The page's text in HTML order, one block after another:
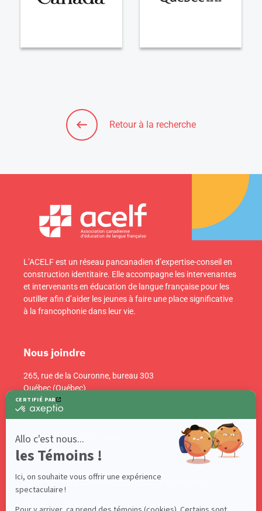
Retour à la recherche
L’ACELF est un réseau pancanadien d’expertise-conseil en
construction identitaire. Elle accompagne les intervenantes
et intervenants en éducation de langue française pour les
outiller afin d’aider les jeunes à faire une place significative
à la francophonie dans leur vie.
Suivez-nous sur nos réseaux sociaux!
Nous joindre
265, rue de la Couronne, bureau 303
Québec (Québec)
Canada G1K 6E1
info@acelf.ca
Téléphone : 418 681-4661